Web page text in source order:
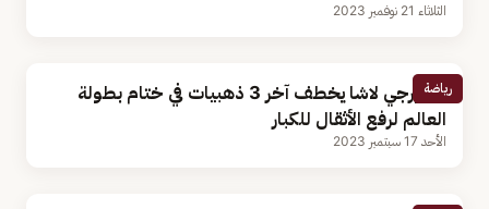
الثلاثاء 21 نوفمبر 2023
رياضة
الجورجي لاشا يخطف آخر 3 ذهبيات في ختام بطولة
العالم لرفع الأثقال للكبار
الأحد 17 سبتمبر 2023